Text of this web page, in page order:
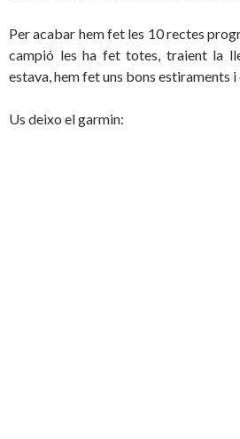
Per acabar hem fet les 10 rectes
campió les ha fet totes, traient la
estava, hem fet uns bons estiraments i
Us deixo el garmin: